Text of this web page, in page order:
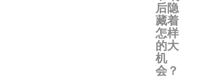
后隐
藏着
怎样
的大
机
会？